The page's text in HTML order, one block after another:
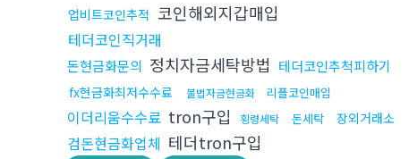
업비트코인추적 코인해외지갑매입
테더코인직거래
돈현금화문의 정치자금세탁방법 테더코인추척피하기
fx현금화최저수수료 불법자금현금화 리플코인매입
이더리움수수료 tron구입 횡령세탁 돈세탁 장외거래소
검돈현금화업체 테더tron구입